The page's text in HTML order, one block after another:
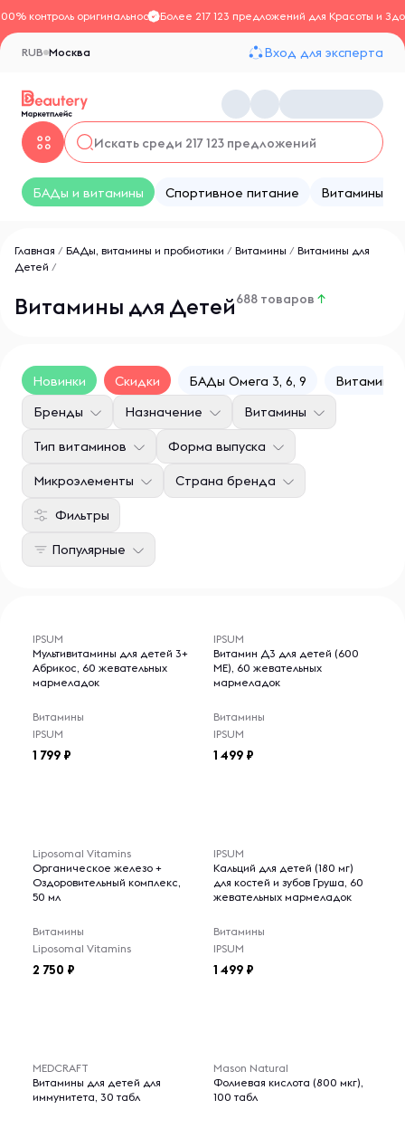
контроль оригинальностиБолее 217 123 предложений для Красоты и
Москва
RUB Вход для эксперта
БАДы и витамины Спортивное питание Витамины
Главная / БАДы, витамины и пробиотики / Витамины / Витамины для
Детей /
Витамины для Детей688 товаров ↑
Новинки Скидки БАДы Омега 3, 6, 9 Витамины
Фильтры
Бренды Назначение Витамины
Тип витаминов Форма выпуска
Микроэлементы Страна бренда
Популярные
IPSUM
Мультивитамины для детей 3+
Абрикос, 60 жевательных
мармеладок
Витамины
IPSUM
1 799
IPSUM
Витамин Д3 для детей (600
МЕ), 60 жевательных
мармеладок
Витамины
IPSUM
1 499
Liposomal Vitamins
Органическое железо +
Оздоровительный комплекс,
50 мл
Витамины
Liposomal Vitamins
2 750
IPSUM
Кальций для детей (180 мг)
для костей и зубов Груша, 60
жевательных мармеладок
Витамины
IPSUM
1 499
MEDCRAFT
Витамины для детей для
иммунитета, 30 табл
Mason Natural
Фолиевая кислота (800 мкг),
100 табл